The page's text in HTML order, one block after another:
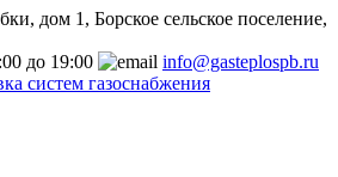
дом 1, Борское сельское поселение,
до 19:00
info@gasteplospb.ru
систем газоснабжения